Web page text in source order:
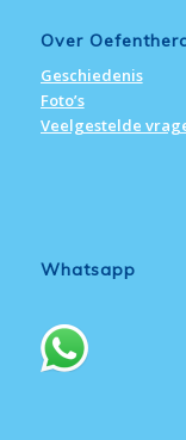
Over
Geschiedenis
Foto’s
Veelgestelde
Whatsapp